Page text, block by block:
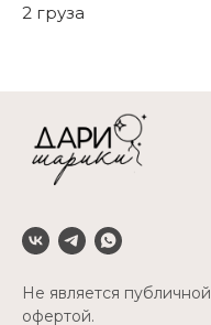
2 груза
Не является публичной
офертой.